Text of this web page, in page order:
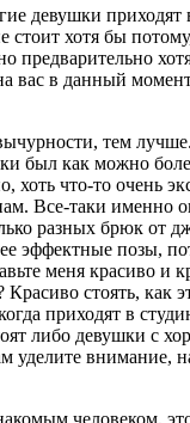
девушки
стоит хотя бы
предварительно
вас в данный
тем
был как можно
хоть что-то очень
Все-таки именно
разных брюк от
эффектные позы,
меня красиво и
стоять, как
приходят в
либо девушки с
уделите внимание,
человеком,